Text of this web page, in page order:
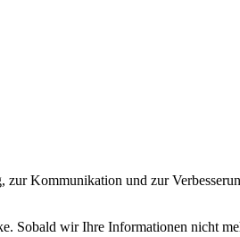
Kommunikation und zur
Sobald wir Ihre Informationen nicht